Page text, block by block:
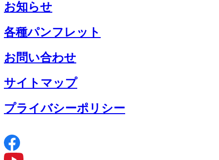
お知らせ
各種パンフレット
お問い合わせ
サイトマップ
プライバシーポリシー